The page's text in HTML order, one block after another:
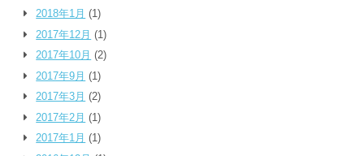
2018年1月 (1)
2017年12月 (1)
2017年10月 (2)
2017年9月 (1)
2017年3月 (2)
2017年2月 (1)
2017年1月 (1)